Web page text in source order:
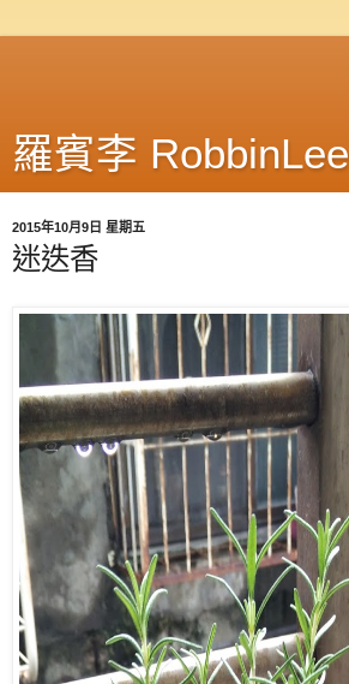
羅賓李 RobbinLee
2015年10月9日 星期五
迷迭香